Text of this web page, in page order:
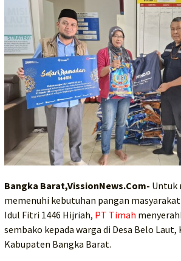
Bangka Barat,VissionNews.Com- Untuk
memenuhi kebutuhan pangan
Idul Fitri 1446 Hijriah, PT Timah
sembako kepada warga di Desa Belo
Kabupaten Bangka Barat.